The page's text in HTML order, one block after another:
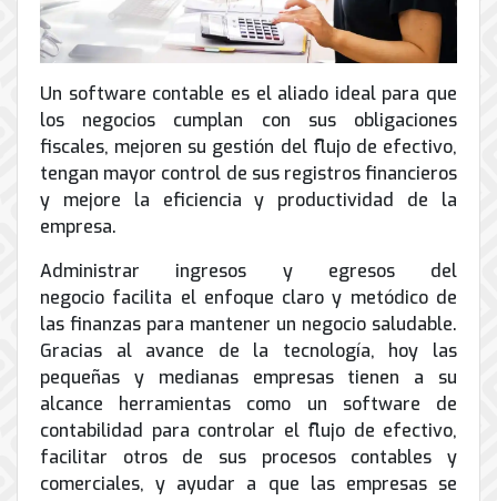
Un software contable es el aliado ideal para que
los negocios cumplan con sus obligaciones
fiscales, mejoren su gestión del flujo de efectivo,
tengan mayor control de sus registros financieros
y mejore la eficiencia y productividad de la
empresa.
Administrar ingresos y egresos del
negocio facilita el enfoque claro y metódico de
las finanzas para mantener un negocio saludable.
Gracias al avance de la tecnología, hoy las
pequeñas y medianas empresas tienen a su
alcance herramientas como un software de
contabilidad para controlar el flujo de efectivo,
facilitar otros de sus procesos contables y
comerciales, y ayudar a que las empresas se